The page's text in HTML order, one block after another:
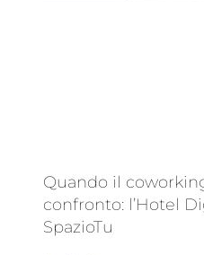
Quando il
confronto: l’Hotel
SpazioTu